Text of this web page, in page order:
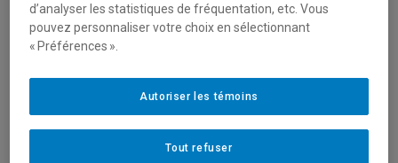
Un livre à la fois – projet
lauréat du Gala Forces
AVENIR 2020
Gala Forces AVENIR
d’analyser les statistiques de fréquentation, etc. Vous
pouvez personnaliser votre choix en sélectionnant
« Préférences ».
Tout refuser
Autoriser les témoins